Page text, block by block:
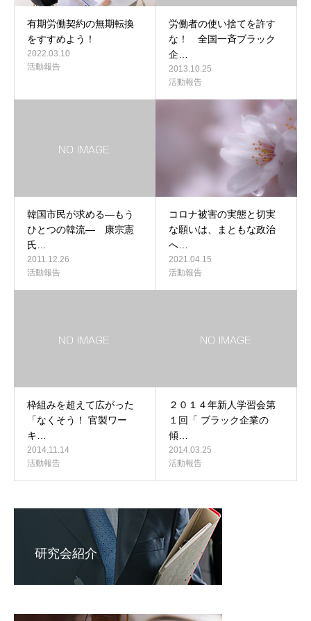
有期労働契約の無期転換
をすすめよう！
2022.03.10
活動報告
労働者の使い捨てを許す
な！ 全国一斉ブラック
企…
2013.10.25
活動報告
韓国市民が求める―もう
ひとつの韓流― 康宗憲
氏…
2011.12.26
活動報告
コロナ被害の実態と切実
な願いは、まともな政治
へ…
2021.04.15
活動報告
枠組みを超えて広がった
「なくそう！ 官製ワー
キ…
2014.11.14
活動報告
２０１４年新人学習会第
１回「 ブラック企業の
傾…
2014.03.25
活動報告
研究会紹介